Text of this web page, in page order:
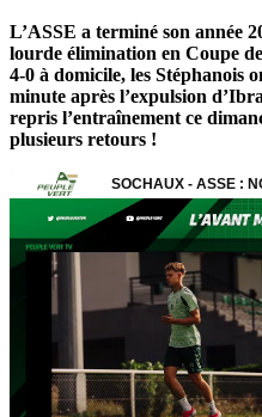
L’ASSE a terminé son année
lourde élimination en Coupe
4-0 à domicile, les Stéphanois
minute après l’expulsion
repris l’entraînement ce
plusieurs retours !